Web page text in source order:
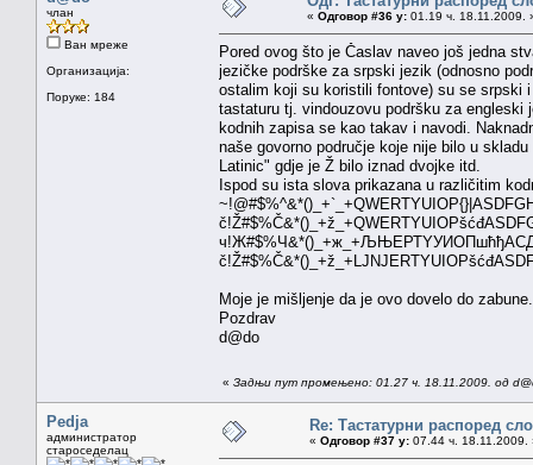
члан
Ван мреже
Организација:
Поруке: 184
« Одговор #36 у: 01.19 ч. 18.11.2009.
Pored ovog što je Časlav naveo još jedna
jezičke podrške za srpski jezik (odnosno
ostalim koji su koristili fontove) su se srpski
tastaturu tj. vindouzovu podršku za
kodnih zapisa se kao takav i navodi.
naše govorno područje koje nije bilo u
Latinic" gdje je Ž bilo iznad dvojke itd.
Ispod su ista slova prikazana u različitim
Moje je mišljenje da je ovo dovelo do
Pozdrav
d@do
« Задњи пут промењено: 01.27 ч. 18.11.2009. од
Pedja
администратор
староседелац
Re: Тастатурни распоред
« Одговор #37 у: 07.44 ч. 18.11.2009.